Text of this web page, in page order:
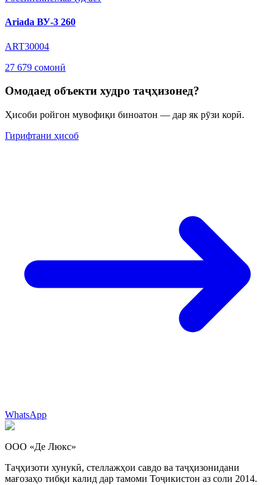
Ariada ВУ-3 260
ART30004
27 679 сомонӣ
Омодаед объекти худро таҷҳизонед?
Ҳисоби ройгон мувофиқи биноатон — дар як рӯзи корӣ.
Гирифтани ҳисоб
WhatsApp
ООО «Де Люкс»
Таҷҳизоти хунукӣ, стеллажҳои савдо ва таҷҳизонидани
мағозаҳо тибқи калид дар тамоми Тоҷикистон аз соли 2014.